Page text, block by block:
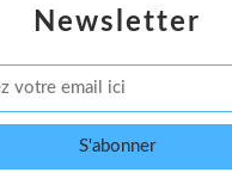
Newsletter